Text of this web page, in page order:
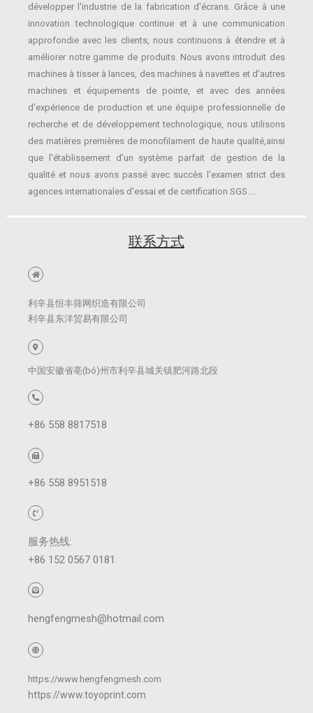
développer l'industrie de la fabrication d'écrans. Grâce à une
innovation technologique continue et à une communication
approfondie avec les clients, nous continuons à étendre et à
améliorer notre gamme de produits. Nous avons introduit des
machines à tisser à lances, des machines à navettes et d'autres
machines et équipements de pointe, et avec des années
d'expérience de production et une équipe professionnelle de
recherche et de développement technologique, nous utilisons
des matières premières de monofilament de haute qualité, ainsi
que l'établissement d'un système parfait de gestion de la
qualité et nous avons passé avec succès l'examen strict des
agences internationales d'essai et de certification SGS.
联系方式
利辛县恒丰筛网织造有限公司
利辛县东洋贸易有限公司
中国安徽省亳(bó)州市利辛县城关镇肥河路北段
+86 558 8817518
+86 558 8951518
服务热线:
+86 152 0567 0181
hengfengmesh@hotmail.com
https://www.hengfengmesh.com
https://www.toyoprint.com